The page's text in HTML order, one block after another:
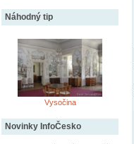
Náhodný tip
Vysočina
Novinky InfoČesko